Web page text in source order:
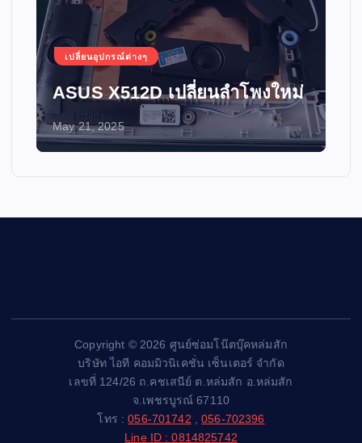
เปลี่ยนอุปกรณ์ต่างๆ
ASUS X512D เปลี่ยนลำโพงใหม่
May 21, 2025
Copyright © 2026 ศูนย์ซ่อมโน๊ตบุ๊คหล่มสัก
บริษัท ไอที คอมมิวนิเคชั่น เซ็นเตอร์ จำกัด
เลขที่ 124/26 ถ.คชเสนีย์ ต.หล่มสัก อ.หล่มสัก
จ.เพชรบูรณ์ 67110
โทร :056-701742 ,056-702396
Line ID : 0814825742